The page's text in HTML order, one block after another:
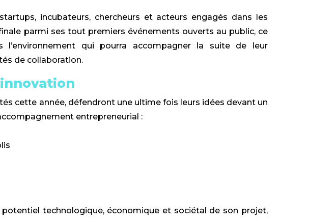
incubateurs, chercheurs et acteurs engagés dans les
parmi ses tout premiers événements ouverts au public, ce
qui pourra accompagner la suite de leur
de collaboration.
cette année, défendront une ultime fois leurs idées devant un
entrepreneurial :
technologique, économique et sociétal de son projet,